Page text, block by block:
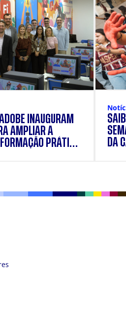
INAUGURAM
AMPLIAR A
PRÁTICA
DA